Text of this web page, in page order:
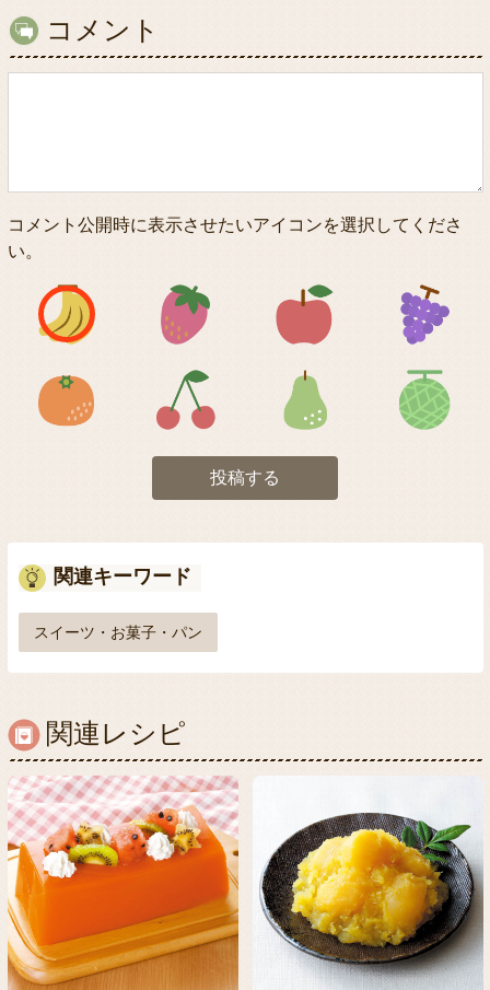
コメント
コメント公開時に表示させたいアイコンを選択してくださ
い。
アイコン1 アイコン2 アイコン3
アイコン5 アイコン6 アイコン7
投稿する
関連キーワード
スイーツ・お菓子・パン
関連レシピ